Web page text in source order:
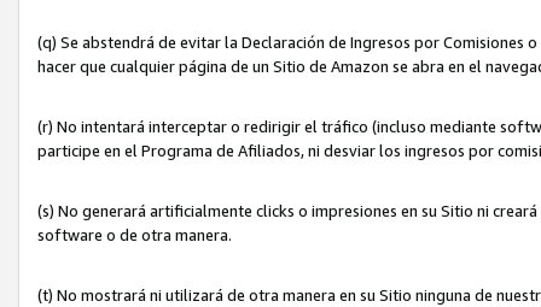
(q) Se abstendrá de evitar la Declaración de Ingresos por
hacer que cualquier página de un Sitio de Amazon se abra en el
(r) No intentará interceptar o redirigir el tráfico (incluso mediante
participe en el Programa de Afiliados, ni desviar los ingresos por
(s) No generará artificialmente clicks o impresiones en su Sitio ni
software o de otra manera.
(t) No mostrará ni utilizará de otra manera en su Sitio ninguna de